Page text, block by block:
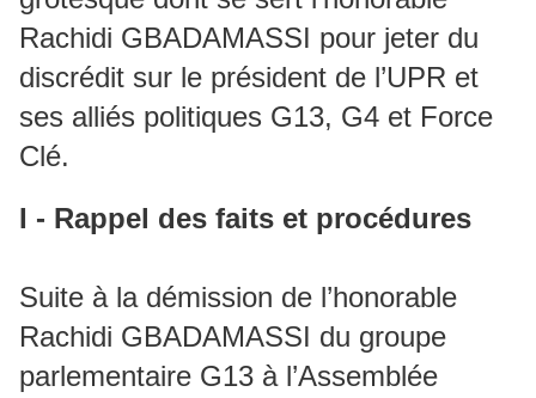
Rachidi GBADAMASSI pour jeter du
discrédit sur le président de l’UPR et
ses alliés politiques G13, G4 et Force
Clé.
I - Rappel des faits et procédures
Suite à la démission de l’honorable
Rachidi GBADAMASSI du groupe
parlementaire G13 à l’Assemblée